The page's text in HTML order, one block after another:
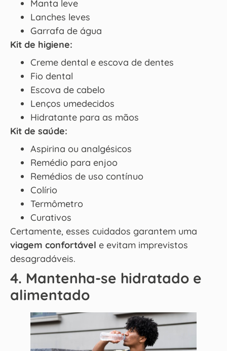
Manta leve
Lanches leves
Garrafa de água
Kit de higiene:
Creme dental e escova de dentes
Fio dental
Escova de cabelo
Lenços umedecidos
Hidratante para as mãos
Kit de saúde:
Aspirina ou analgésicos
Remédio para enjoo
Remédios de uso contínuo
Colírio
Termômetro
Curativos
Certamente, esses cuidados garantem uma
viagem confortável e evitam imprevistos
desagradáveis.
4. Mantenha-se hidratado e
alimentado